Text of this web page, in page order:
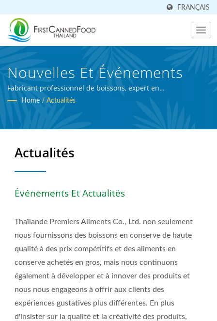
FRANÇAIS
Nouvelles Et Événements
Fabricant professionnel de boissons, expert en
transformation agricole.
Home / Actualités
Actualités
Événements Et Actualités
Thaïlande Premiers Aliments Co., Ltd. non seulement
nous fournissons des boissons en conserve de haute
qualité à des prix compétitifs et des aliments en
conserve achetés en gros, mais nous continuons
également à développer et à innover des produits et
nous nous engageons à offrir aux clients des
expériences gustatives plus différentes. En plus
d'insister sur la qualité et la créativité des produits,